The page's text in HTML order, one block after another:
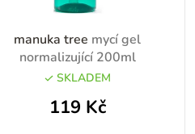
manuka tree mycí gel
normalizující 200ml
SKLADEM
119 Kč